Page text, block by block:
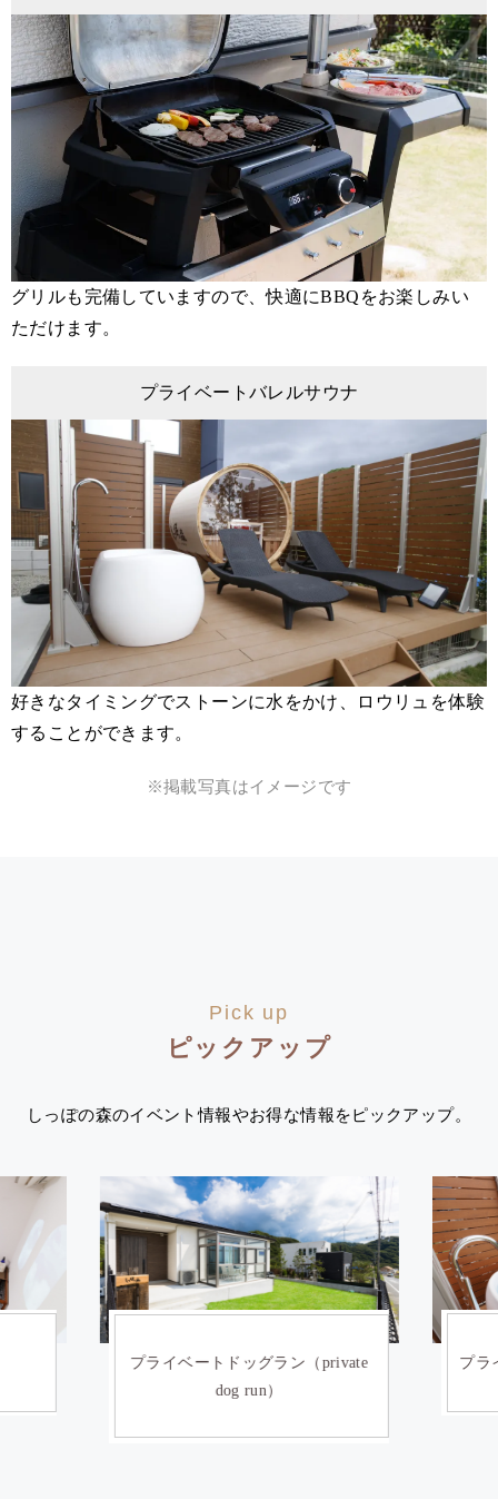
グリルも完備していますので、快適にBBQをお楽しみい
ただけます。
プライベートバレルサウナ
好きなタイミングでストーンに水をかけ、ロウリュを体験
することができます。
※掲載写真はイメージです
Pick up
ピックアップ
しっぽの森のイベント情報やお得な情報をピックアップ。
プライベートドッグラン（private
dog run）
プラ